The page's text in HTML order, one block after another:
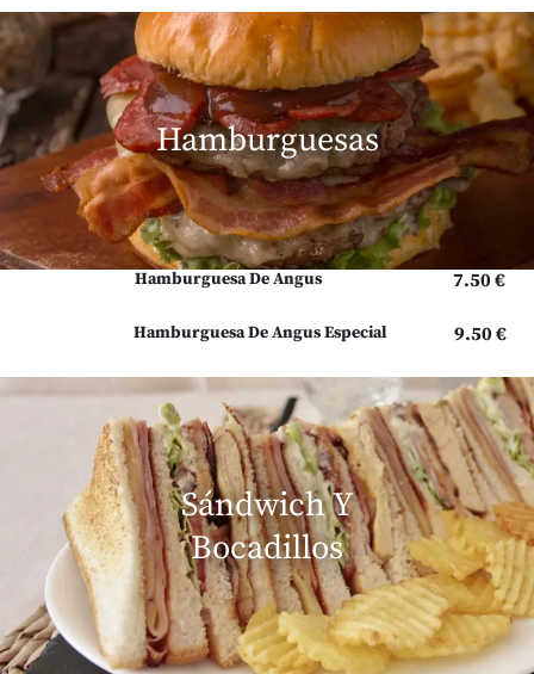
Hamburguesas
Hamburguesa De Angus 7.50 €
Hamburguesa De Angus Especial 9.50 €
Sándwich Y
Bocadillos